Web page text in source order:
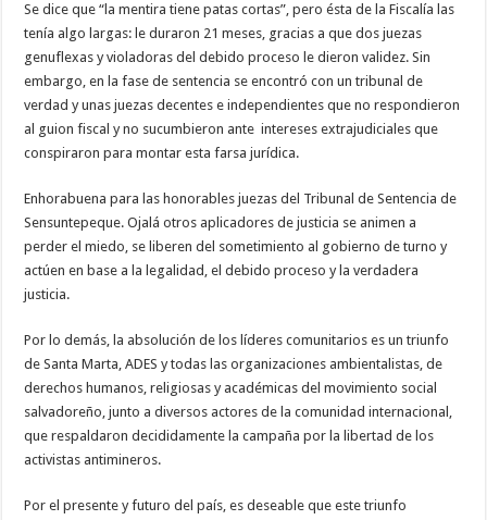
Se dice que “la mentira tiene patas cortas”, pero ésta de la Fiscalía las
tenía algo largas: le duraron 21 meses, gracias a que dos juezas
genuflexas y violadoras del debido proceso le dieron validez. Sin
embargo, en la fase de sentencia se encontró con un tribunal de
verdad y unas juezas decentes e independientes que no respondieron
al guion fiscal y no sucumbieron ante intereses extrajudiciales que
conspiraron para montar esta farsa jurídica.
Enhorabuena para las honorables juezas del Tribunal de Sentencia de
Sensuntepeque. Ojalá otros aplicadores de justicia se animen a
perder el miedo, se liberen del sometimiento al gobierno de turno y
actúen en base a la legalidad, el debido proceso y la verdadera
justicia.
Por lo demás, la absolución de los líderes comunitarios es un triunfo
de Santa Marta, ADES y todas las organizaciones ambientalistas, de
derechos humanos, religiosas y académicas del movimiento social
salvadoreño, junto a diversos actores de la comunidad internacional,
que respaldaron decididamente la campaña por la libertad de los
activistas antimineros.
Por el presente y futuro del país, es deseable que este triunfo